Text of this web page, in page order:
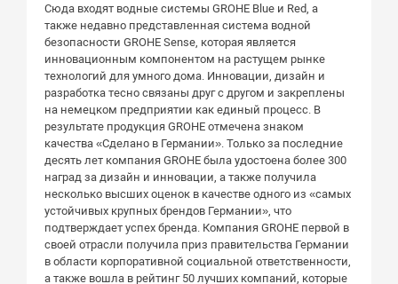
Сюда входят водные системы GROHE Blue и Red, а
также недавно представленная система водной
безопасности GROHE Sense, которая является
инновационным компонентом на растущем рынке
технологий для умного дома. Инновации, дизайн и
разработка тесно связаны друг с другом и закреплены
на немецком предприятии как единый процесс. В
результате продукция GROHE отмечена знаком
качества «Сделано в Германии». Только за последние
десять лет компания GROHE была удостоена более 300
наград за дизайн и инновации, а также получила
несколько высших оценок в качестве одного из «самых
устойчивых крупных брендов Германии», что
подтверждает успех бренда. Компания GROHE первой в
своей отрасли получила приз правительства Германии
в области корпоративной социальной ответственности,
а также вошла в рейтинг 50 лучших компаний, которые